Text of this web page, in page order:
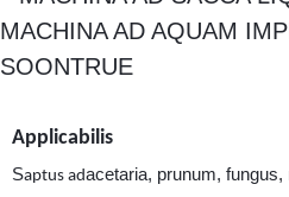
Applicabilis
Saptus adacetaria, prunum,